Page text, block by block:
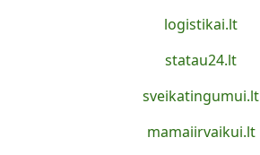
logistikai.lt
statau24.lt
sveikatingumui.lt
mamaiirvaikui.lt